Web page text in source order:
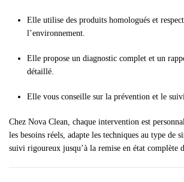
Elle utilise des produits homologués et
l’environnement.
Elle propose un diagnostic complet et un
détaillé.
Elle vous conseille sur la prévention et le
Chez Nova Clean, chaque intervention est
les besoins réels, adapte les techniques au type de
suivi rigoureux jusqu’à la remise en état complète